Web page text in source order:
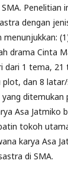
Penelitian
dengan
drama Cinta
dari 1 tema, 21
dan 8
ditemukan
Asa Jatmiko
tokoh
karya Asa
di SMA.